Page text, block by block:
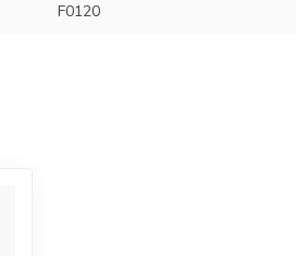
F0120